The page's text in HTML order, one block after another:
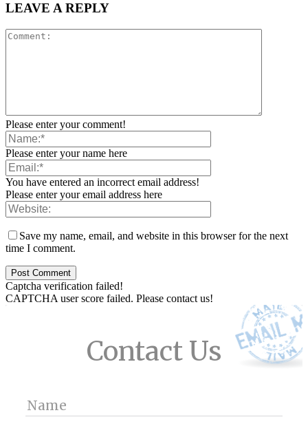
LEAVE A REPLY
Please enter your comment!
Please enter your name here
You have entered an incorrect email address!
Please enter your email address here
Save my name, email, and website in this browser for the next
time I comment.
Captcha verification failed!
CAPTCHA user score failed. Please contact us!
Contact Us
Name